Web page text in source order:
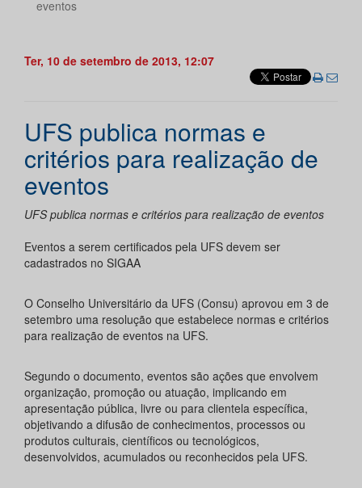
eventos
Ter, 10 de setembro de 2013, 12:07
UFS publica normas e
critérios para realização de
eventos
UFS publica normas e critérios para realização de eventos
Eventos a serem certificados pela UFS devem ser
cadastrados no SIGAA
O Conselho Universitário da UFS (Consu) aprovou em 3 de
setembro uma resolução que estabelece normas e critérios
para realização de eventos na UFS.
Segundo o documento, eventos são ações que envolvem
organização, promoção ou atuação, implicando em
apresentação pública, livre ou para clientela específica,
objetivando a difusão de conhecimentos, processos ou
produtos culturais, científicos ou tecnológicos,
desenvolvidos, acumulados ou reconhecidos pela UFS.